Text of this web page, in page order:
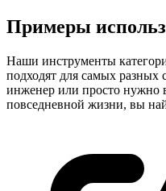
Примеры
Наши инструменты
подходят для самых разных
инженер или просто нужно
повседневной жизни, вы